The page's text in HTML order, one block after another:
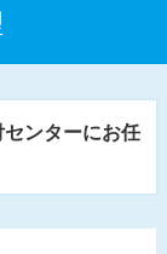
ンターにお任